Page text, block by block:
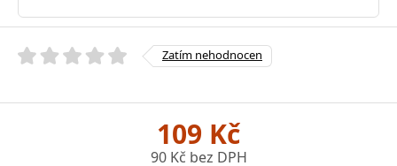
Zatím nehodnocen
109 Kč
90 Kč bez DPH